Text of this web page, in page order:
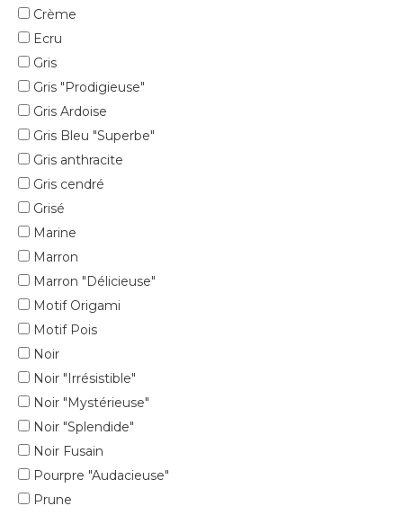
Crème
Ecru
Gris
Gris "Prodigieuse"
Gris Ardoise
Gris Bleu "Superbe"
Gris anthracite
Gris cendré
Grisé
Marine
Marron
Marron "Délicieuse"
Motif Origami
Motif Pois
Noir
Noir "Irrésistible"
Noir "Mystérieuse"
Noir "Splendide"
Noir Fusain
Pourpre "Audacieuse"
Prune